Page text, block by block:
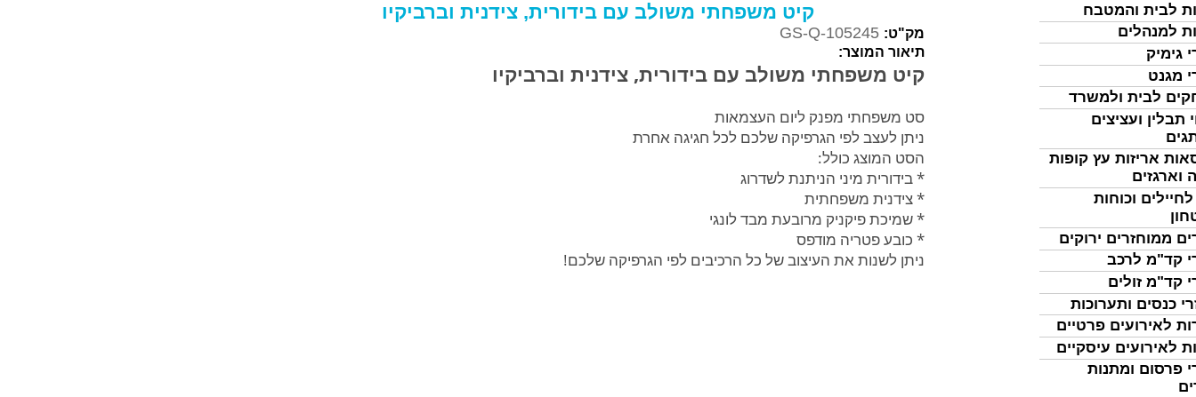
לבית והמטבח
למנהלים
גימיק
מגנט
לבית ולמשרד
תבלין ועציצים
אריזות עץ קופות
וארגזים
לחיילים וכוחות
ממוחזרים ירוקים
קד"מ לרכב
קד"מ זולים
כנסים ותערוכות
לאירועים פרטיים
לאירועים עיסקיים
פרסום ומתנות
קיט משפחתי משולב עם בידורית, צידנית וברביקיו
מק"ט: GS-Q-105245
תיאור המוצר:
קיט משפחתי משולב עם בידורית, צידנית וברביקיו
סט משפחתי מפנק ליום העצמאות
ניתן לעצב לפי הגרפיקה שלכם לכל חגיגה אחרת
הסט המוצג כולל:
* בידורית מיני הניתנת לשדרוג
* צידנית משפחתית
* שמיכת פיקניק מרובעת מבד לונגי
* כובע פטריה מודפס
ניתן לשנות את העיצוב של כל הרכיבים לפי הגרפיקה שלכם!